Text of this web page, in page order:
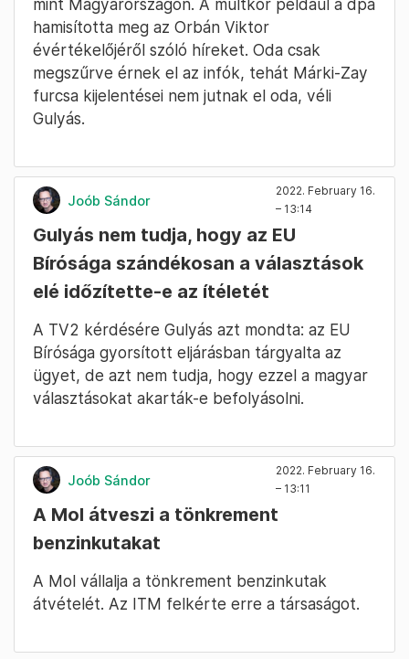
mint Magyarországon. A múltkor például a dpa
hamisította meg az Orbán Viktor
évértékelőjéről szóló híreket. Oda csak
megszűrve érnek el az infók, tehát Márki-Zay
furcsa kijelentései nem jutnak el oda, véli
Gulyás.
Joób Sándor
2022. February 16.
– 13:14
Gulyás nem tudja, hogy az EU
Bírósága szándékosan a választások
elé időzítette-e az ítéletét
A TV2 kérdésére Gulyás azt mondta: az EU
Bírósága gyorsított eljárásban tárgyalta az
ügyet, de azt nem tudja, hogy ezzel a magyar
választásokat akarták-e befolyásolni.
Joób Sándor
2022. February 16.
– 13:11
A Mol átveszi a tönkrement
benzinkutakat
A Mol vállalja a tönkrement benzinkutak
átvételét. Az ITM felkérte erre a társaságot.